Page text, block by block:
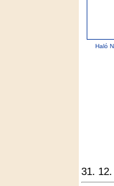
Haló
31.